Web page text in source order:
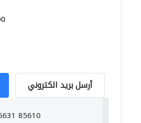
أرسل بريد الكتروني
85610